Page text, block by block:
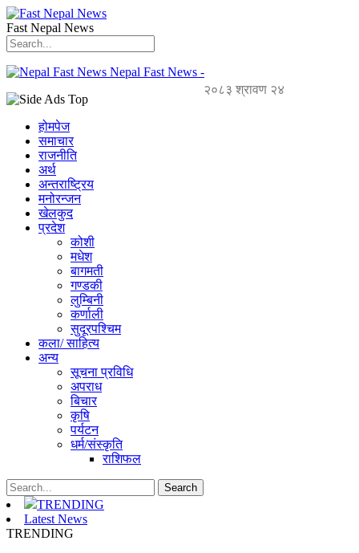
Fast Nepal News
Nepal Fast News -
२०८३ श्रावण २४
होमपेज
समाचार
राजनीति
अर्थ
अन्तराष्ट्रिय
मनोरन्जन
खेलकुद
प्रदेश
कोशी
मधेश
बागमती
गण्डकी
लुम्बिनी
कर्णाली
सुदूरपश्चिम
कला/ साहित्य
अन्य
सूचना प्रविधि
अपराध
बिचार
कृषि
पर्यटन
धर्म/संस्कृति
राशिफल
TRENDING
Latest News
TRENDING